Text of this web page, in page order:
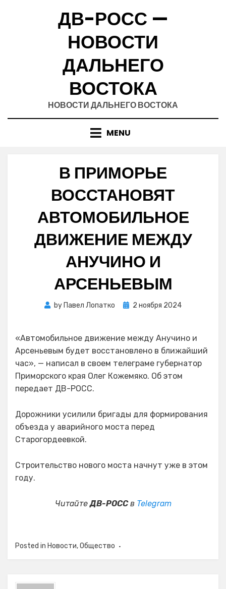
ДВ-РОСС —
НОВОСТИ
ДАЛЬНЕГО
ВОСТОКА
НОВОСТИ ДАЛЬНЕГО ВОСТОКА
MENU
В ПРИМОРЬЕ
ВОССТАНОВЯТ
АВТОМОБИЛЬНОЕ
ДВИЖЕНИЕ МЕЖДУ
АНУЧИНО И
АРСЕНЬЕВЫМ
by Павел Лопатко
Posted
2 ноября 2024
«Автомобильное движение между Анучино и
Арсеньевым будет восстановлено в ближайший
час», — написал в своем телеграме губернатор
Приморского края Олег Кожемяко. Об этом
передает ДВ-РОСС.
Дорожники усилили бригады для формирования
объезда у аварийного моста перед
Старогордеевкой.
Строительство нового моста начнут уже в этом
году.
ЧитайтеДВ-РОССв Telegram
Posted in Новости,Общество